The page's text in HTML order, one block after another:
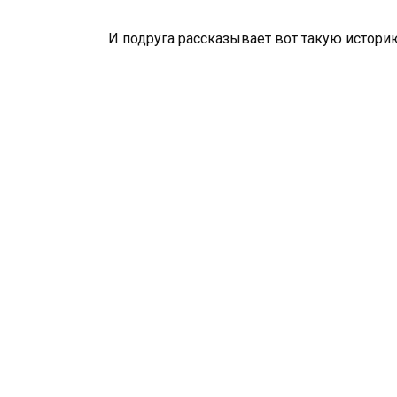
И подруга рассказывает вот такую